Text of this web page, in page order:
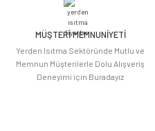
MÜŞTERİ MEMNUNİYETİ
Yerden Isıtma Sektöründe Mutlu ve
Memnun Müşterilerle Dolu Alışveriş
Deneyimi için Buradayız